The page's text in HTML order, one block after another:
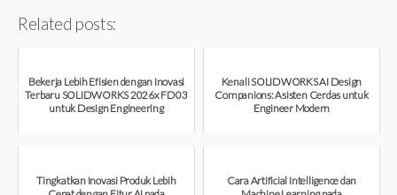
Related posts:
Bekerja Lebih Efisien dengan Inovasi
Terbaru SOLIDWORKS 2026x FD03
untuk Design Engineering
Kenali SOLIDWORKS AI Design
Companions: Asisten Cerdas untuk
Engineer Modern
Tingkatkan Inovasi Produk Lebih
Cara Artificial Intelligence dan